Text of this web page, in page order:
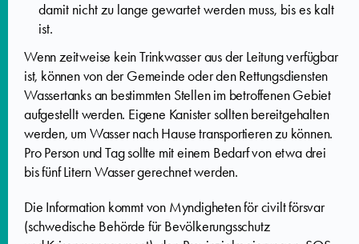
damit nicht zu lange gewartet werden muss, bis es kalt
ist.
Wenn zeitweise kein Trinkwasser aus der Leitung verfügbar
ist, können von der Gemeinde oder den Rettungsdiensten
Wassertanks an bestimmten Stellen im betroffenen Gebiet
aufgestellt werden. Eigene Kanister sollten bereitgehalten
werden, um Wasser nach Hause transportieren zu können.
Pro Person und Tag sollte mit einem Bedarf von etwa drei
bis fünf Litern Wasser gerechnet werden.
Die Information kommt von Myndigheten för civilt försvar
(schwedische Behörde für Bevölkerungsschutz